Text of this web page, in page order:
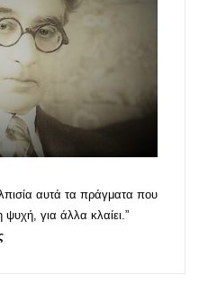
αυτά τα πράγματα που
ψυχή, για άλλα κλαίει.”